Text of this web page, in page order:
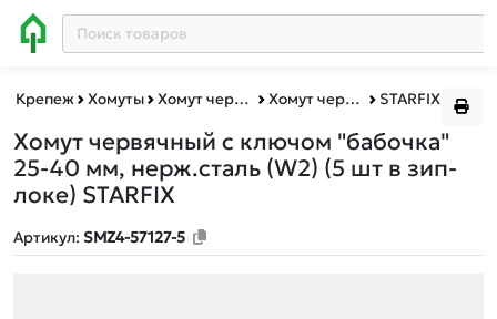
Крепеж Хомуты Хомут червячный бабочка Хомут червячный бабочка зип-лок STARFIX
Хомут червячный с ключом "бабочка"
25-40 мм, нерж.сталь (W2) (5 шт в зип-
локе) STARFIX
Артикул: SMZ4-57127-5